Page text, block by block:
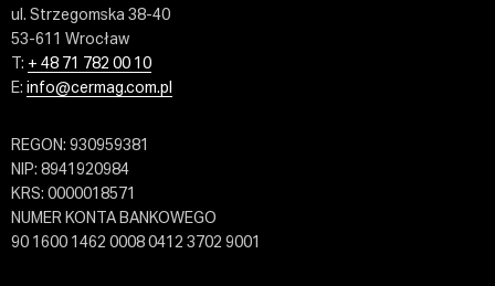
ul. Strzegomska 38-40
53-611 Wrocław
T: + 48 71 782 00 10
E: info@cermag.com.pl
REGON: 930959381
NIP: 8941920984
KRS: 0000018571
NUMER KONTA BANKOWEGO
90 1600 1462 0008 0412 3702 9001